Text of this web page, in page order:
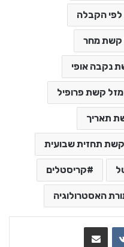
הקבלה
קשת מחר
נקבה אופי
מזל קשת פרופיל
תאריך
תחזית שבועית
קריסטלים
האסטרולוגיה
VKontakte